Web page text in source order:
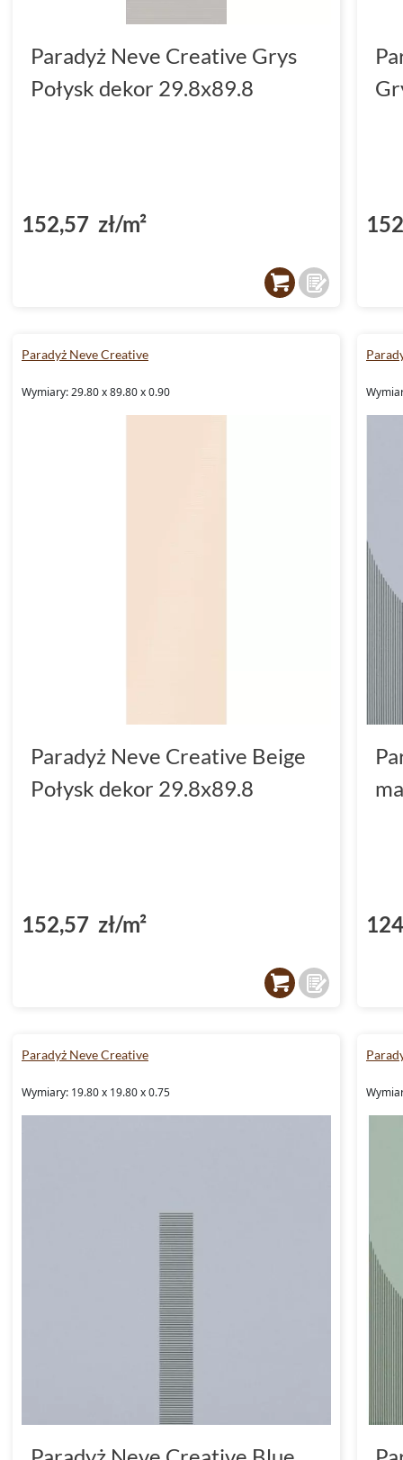
Paradyż Neve Creative Grys
Połysk dekor 29.8x89.8
152,57 zł/m²
Paradyż Neve Creative
Wymiary: 29.80 x 89.80 x 0.90
Paradyż Neve Creative Beige
Połysk dekor 29.8x89.8
152,57 zł/m²
Paradyż Neve Creative
Wymiary: 19.80 x 19.80 x 0.75